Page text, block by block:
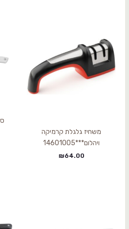
משחיז גלגלת קרמיקה
ויהלום***14601005
₪64.00